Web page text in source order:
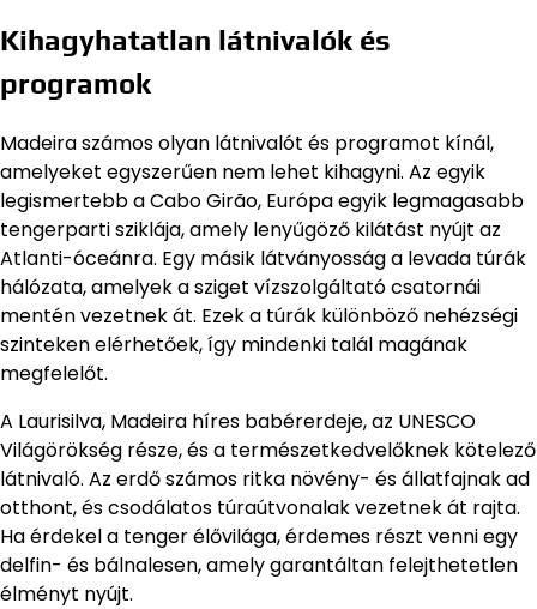
Kihagyhatatlan látnivalók és
programok
Madeira számos olyan látnivalót és programot kínál,
amelyeket egyszerűen nem lehet kihagyni. Az egyik
legismertebb a Cabo Girão, Európa egyik legmagasabb
tengerparti sziklája, amely lenyűgöző kilátást nyújt az
Atlanti-óceánra. Egy másik látványosság a levada túrák
hálózata, amelyek a sziget vízszolgáltató csatornái
mentén vezetnek át. Ezek a túrák különböző nehézségi
szinteken elérhetőek, így mindenki talál magának
megfelelőt.
A Laurisilva, Madeira híres babérerdeje, az UNESCO
Világörökség része, és a természetkedvelőknek kötelező
látnivaló. Az erdő számos ritka növény- és állatfajnak ad
otthont, és csodálatos túraútvonalak vezetnek át rajta.
Ha érdekel a tenger élővilága, érdemes részt venni egy
delfin- és bálnalesen, amely garantáltan felejthetetlen
élményt nyújt.